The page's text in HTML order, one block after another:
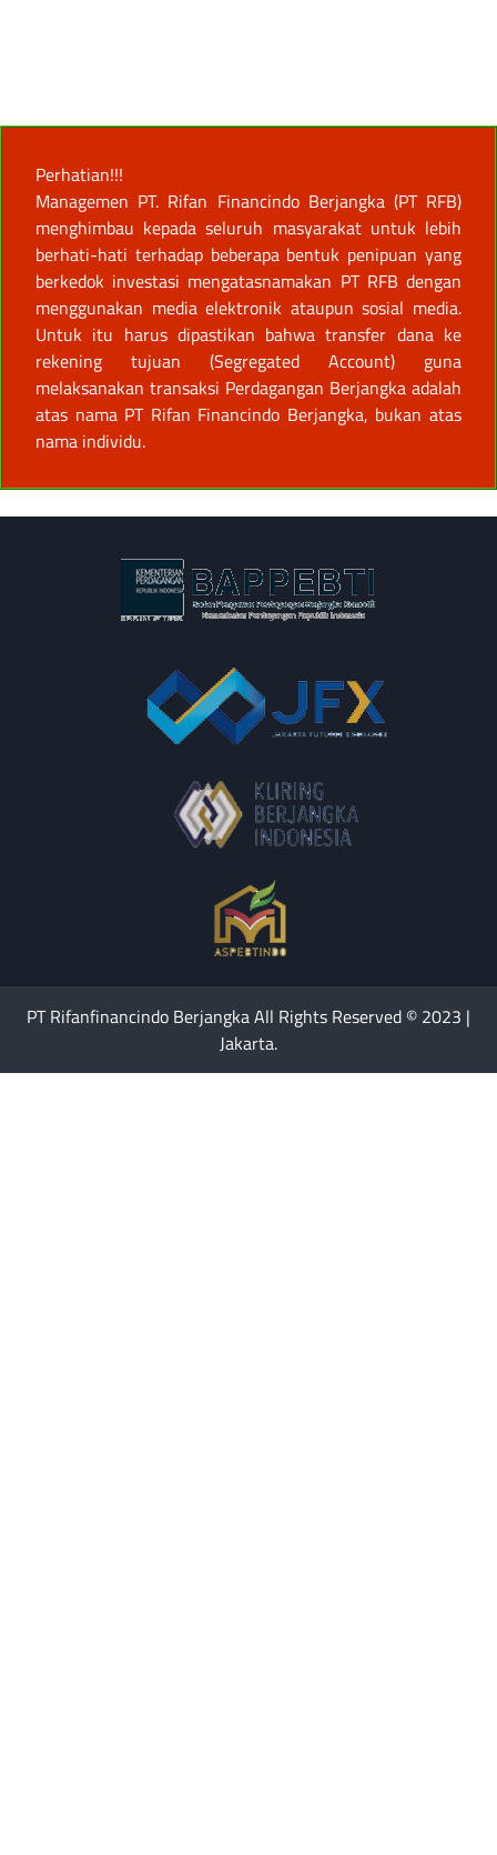
Perhatian!!!
Managemen PT. Rifan Financindo Berjangka (PT RFB)
menghimbau kepada seluruh masyarakat untuk lebih
berhati-hati terhadap beberapa bentuk penipuan yang
berkedok investasi mengatasnamakan PT RFB dengan
menggunakan media elektronik ataupun sosial media.
Untuk itu harus dipastikan bahwa transfer dana ke
rekening tujuan (Segregated Account) guna
melaksanakan transaksi Perdagangan Berjangka adalah
atas nama PT Rifan Financindo Berjangka, bukan atas
nama individu.
PT Rifanfinancindo Berjangka All Rights Reserved © 2023 |
Jakarta.